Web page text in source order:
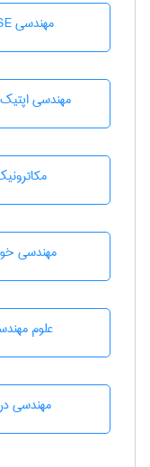
مهندسی HSE
مهندسی اپتیک
مهندسی
علوم
مهندسی